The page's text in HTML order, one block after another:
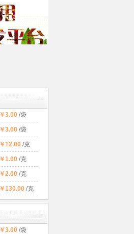
￥3.00/袋
￥3.00/袋
￥12.00/克
￥1.00/克
￥2.00/克
￥130.00/克
￥3.00/袋